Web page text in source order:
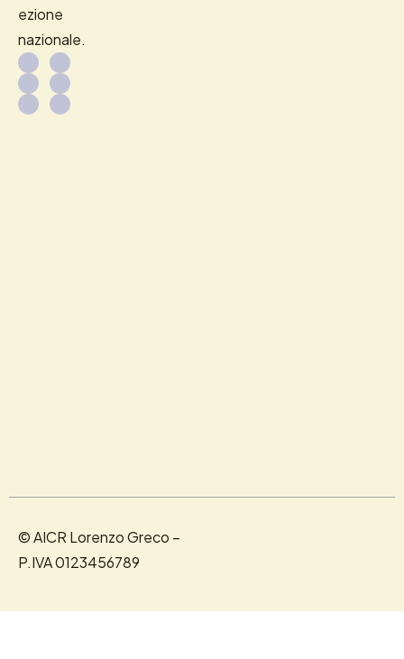
ezione
nazionale.
© AICR Lorenzo Greco –
P.IVA 0123456789